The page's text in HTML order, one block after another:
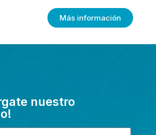
Más información
nuestro